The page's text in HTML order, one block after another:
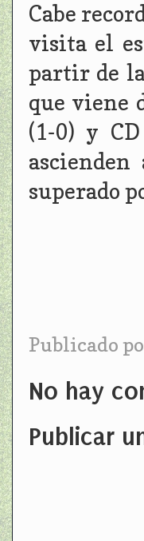
Cabe
visita el
partir de
que viene
(1-0) y
superado
Publicado
No hay
Publicar